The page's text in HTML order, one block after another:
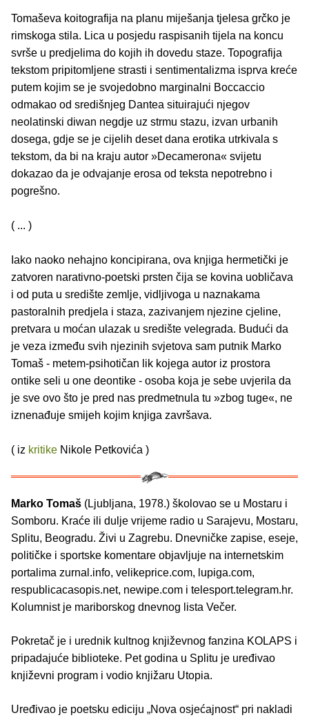
Tomaševa koitografija na planu miješanja tjelesa grčko je
rimskoga stila. Lica u posjedu raspisanih tijela na koncu
svrše u predjelima do kojih ih dovedu staze. Topografija
tekstom pripitomljene strasti i sentimentalizma isprva kreće
putem kojim se je svojedobno marginalni Boccaccio
odmakao od središnjeg Dantea situirajući njegov
neolatinski diwan negdje uz strmu stazu, izvan urbanih
dosega, gdje se je cijelih deset dana erotika utrkivala s
tekstom, da bi na kraju autor »Decamerona« svijetu
dokazao da je odvajanje erosa od teksta nepotrebno i
pogrešno.
( ... )
Iako naoko nehajno koncipirana, ova knjiga hermetički je
zatvoren narativno-poetski prsten čija se kovina uobličava
i od puta u središte zemlje, vidljivoga u naznakama
pastoralnih predjela i staza, zazivanjem njezine cjeline,
pretvara u moćan ulazak u središte velegrada. Budući da
je veza između svih njezinih svjetova sam putnik Marko
Tomaš - metem-psihotičan lik kojega autor iz prostora
ontike seli u one deontike - osoba koja je sebe uvjerila da
je sve ovo što je pred nas predmetnula tu »zbog tuge«, ne
iznenađuje smijeh kojim knjiga završava.
( iz kritike Nikole Petkovića )
Marko Tomaš (Ljubljana, 1978.) školovao se u Mostaru i
Somboru. Kraće ili dulje vrijeme radio u Sarajevu, Mostaru,
Splitu, Beogradu. Živi u Zagrebu. Dnevničke zapise, eseje,
političke i sportske komentare objavljuje na internetskim
portalima zurnal.info, veli­keprice.com, lupiga.com,
respublicacasopis.net, newipe.com i telesport.telegram.hr.
Kolumnist je mariborskog dnevnog lista Večer.
Pokretač je i urednik kultnog književnog fanzina KOLAPS i
pripadajuće biblioteke. Pet godina u Splitu je uređivao
književni program i vodio knjižaru Utopia.
Uređivao je poetsku ediciju „Nova osjećajnost“ pri nakladi